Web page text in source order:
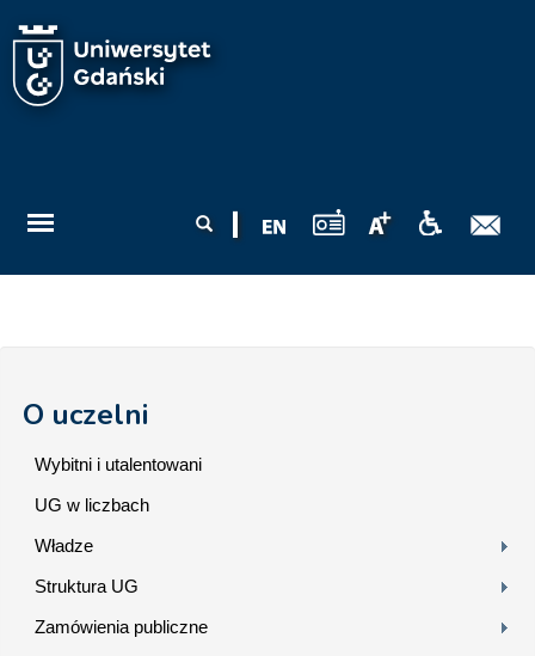
wyszukiwania
O uczelni
Wybitni i utalentowani
UG w liczbach
Władze
Struktura UG
Zamówienia publiczne